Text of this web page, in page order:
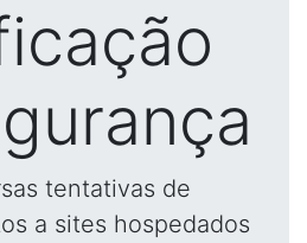
tentativas de
a sites hospedados